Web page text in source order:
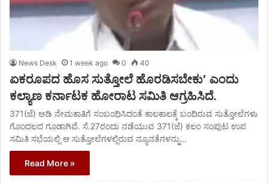
News Desk 1 week ago 0 40
ಏಕರೂಪದ ಹೊಸ ಸುತ್ತೋಲೆ ಹೊರಡಿಸಬೇಕು’ ಎಂದು
ಕಲ್ಯಾಣ ಕರ್ನಾಟಕ ಹೋರಾಟ ಸಮಿತಿ ಆಗ್ರಹಿಸಿದೆ.
371(ಜೆ) ಅಡಿ ನೇಮಕಾತಿಗೆ ಸಂಬಂಧಿಸಿದಂತೆ ಕಾಲಕಾಲಕ್ಕೆ ಬಂದಿರುವ ಸುತ್ತೋಲೆಗಳು
ಗೊಂದಲದ ಗೂಡಾಗಿವೆ. ಸೆ.27ರಂದು ನಡೆಯುವ 371(ಜೆ) ಕಲಂ ಸಂಪುಟ ಉಪ
ಸಮಿತಿ ಸಭೆಯಲ್ಲಿ ಆ ಸುತ್ತೋಲೆಗಳಲ್ಲಿರುವ ನ್ಯೂನತೆಗಳನ್ನು…
Read More »